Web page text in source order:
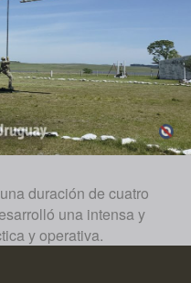
duración de cuatro
una intensa y
y operativa.